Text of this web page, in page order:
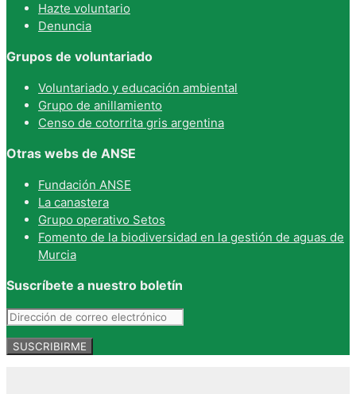
Hazte voluntario
Denuncia
Grupos de voluntariado
Voluntariado y educación ambiental
Grupo de anillamiento
Censo de cotorrita gris argentina
Otras webs de ANSE
Fundación ANSE
La canastera
Grupo operativo Setos
Fomento de la biodiversidad en la gestión de aguas de
Murcia
Suscríbete a nuestro boletín